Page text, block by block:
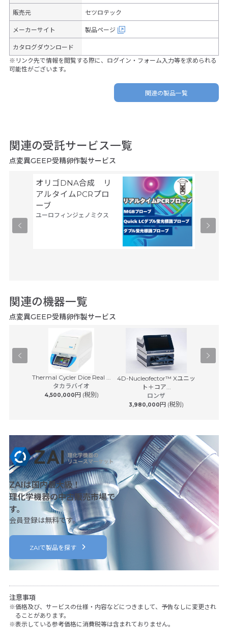
販売元 セツロテック
メーカーサイト 製品ページ
カタログダウンロード
※リンク先で情報を閲覧する際に、ログイン・フォーム入力等を求められる
可能性がございます。
関連の製品一覧
関連の受託サービス一覧
点変異GEEP受精卵作製サービス
オリゴDNA合成 リ
アルタイムPCRプロ
ーブ
ユーロフィンジェノミクス
関連の機器一覧
点変異GEEP受精卵作製サービス
Thermal Cycler Dice Real ...
タカラバイオ
4,500,000円 (税別)
4D-Nucleofector™ Xユニッ
ト＋コア...
ロンザ
3,980,000円 (税別)
ZAIは国内最大級！
理化学機器の中古販売市場で
す。
会員登録は無料です。
ZAIで製品を探す
注意事項
価格及び、サービスの仕様・内容などにつきまして、予告なしに変更され
ることがあります。
表示している参考価格に消費税等は含まれておりません。